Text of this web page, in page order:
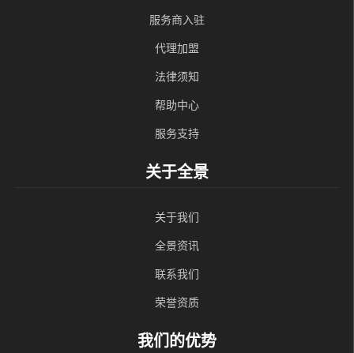
服务商入驻
代理加盟
法律须知
帮助中心
服务支持
关于全景
关于我们
全景资讯
联系我们
荣誉资质
我们的优势